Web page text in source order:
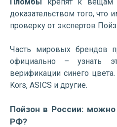
доказательством того, что
проверку от экспертов
Часть мировых брендов
официально – узнать
верификации синего
Kors, ASICS и другие.
Пойзон в России:
РФ?